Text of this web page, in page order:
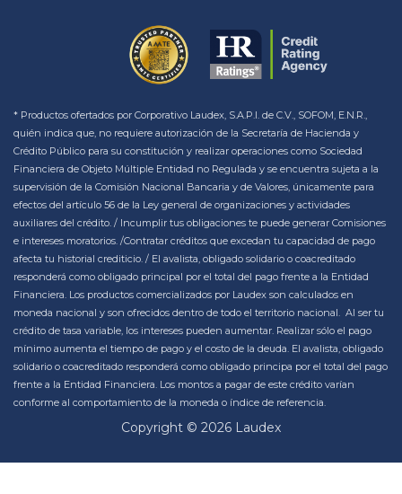
* Productos ofertados por Corporativo Laudex, S.A.P.I. de C.V., SOFOM, E.N.R.,
quién indica que, no requiere autorización de la Secretaría de Hacienda y
Crédito Público para su constitución y realizar operaciones como Sociedad
Financiera de Objeto Múltiple Entidad no Regulada y se encuentra sujeta a la
supervisión de la Comisión Nacional Bancaria y de Valores, únicamente para
efectos del artículo 56 de la Ley general de organizaciones y actividades
auxiliares del crédito. / Incumplir tus obligaciones te puede generar Comisiones
e intereses moratorios. /Contratar créditos que excedan tu capacidad de pago
afecta tu historial crediticio. / El avalista, obligado solidario o coacreditado
responderá como obligado principal por el total del pago frente a la Entidad
Financiera. Los productos comercializados por Laudex son calculados en
moneda nacional y son ofrecidos dentro de todo el territorio nacional. Al ser tu
crédito de tasa variable, los intereses pueden aumentar. Realizar sólo el pago
mínimo aumenta el tiempo de pago y el costo de la deuda. El avalista, obligado
solidario o coacreditado responderá como obligado principa por el total del pago
frente a la Entidad Financiera. Los montos a pagar de este crédito varían
conforme al comportamiento de la moneda o índice de referencia.
Copyright © 2026 Laudex